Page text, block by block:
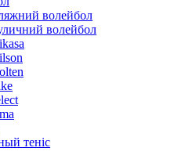
волейбол
волейбол
теніс